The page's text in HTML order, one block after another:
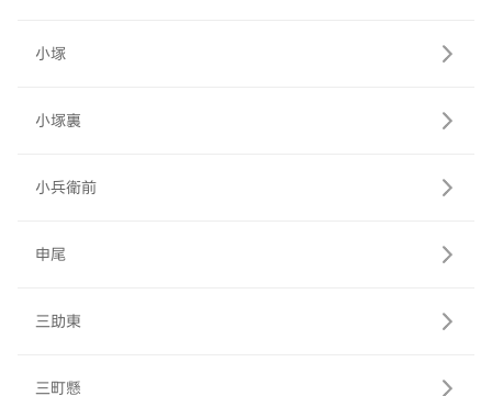
小塚
小塚裏
小兵衛前
申尾
三助東
三町懸